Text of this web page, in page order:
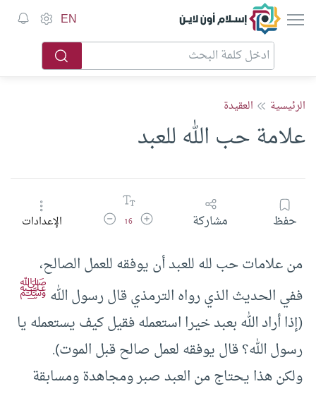
إسلام أون لاين EN
الرئيسية العقيدة
علامة حب الله للعبد
حفظ مشاركة زيادة حجم الخط
16 تقليل حجم الخطالإعدادات
من علامات حب لله للعبد أن يوفقه للعمل الصالح،
ففي الحديث الذي رواه الترمذي قال رسول اللهﷺ
(إذا أراد الله بعبد خيرا استعمله فقيل كيف يستعمله يا
رسول الله؟ قال يوفقه لعمل صالح قبل الموت).
ولكن هذا يحتاج من العبد صبر ومجاهدة ومسابقة